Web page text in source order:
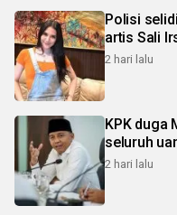
Polisi
artis Sali
2 hari lalu
KPK duga
seluruh
2 hari lalu